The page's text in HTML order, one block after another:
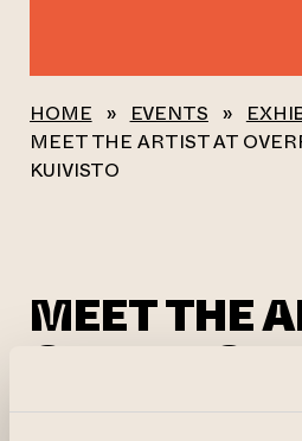
HOME » EVENTS »
MEET THE ARTIST AT
KUIVISTO
MEET THE
KUIVISTO